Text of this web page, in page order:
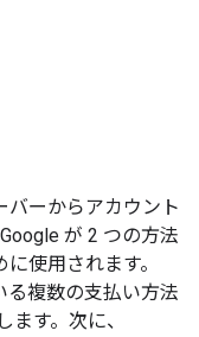
バーからアカウント
が 2 つの方法
使用されます。
る複数の支払い方法
す。次に、